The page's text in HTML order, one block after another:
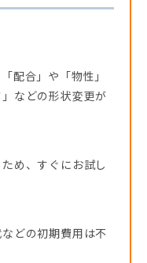
配合」や「物性」
などの形状変更が
め、すぐにお試し
どの初期費用は不